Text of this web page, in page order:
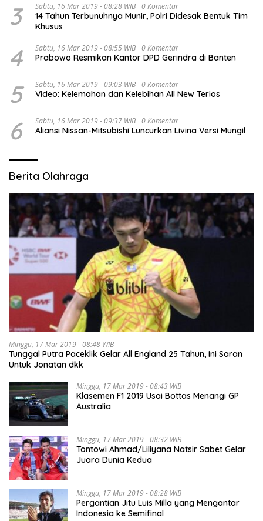
3 Sabtu, 16 Mar 2019 - 08:28 WIB 0 Komentar
14 Tahun Terbunuhnya Munir, Polri Didesak Bentuk Tim
Khusus
4 Sabtu, 16 Mar 2019 - 08:55 WIB 0 Komentar
Prabowo Resmikan Kantor DPD Gerindra di Banten
5 Sabtu, 16 Mar 2019 - 09:03 WIB 0 Komentar
Video: Kelemahan dan Kelebihan All New Terios
6 Sabtu, 16 Mar 2019 - 09:37 WIB 0 Komentar
Aliansi Nissan-Mitsubishi Luncurkan Livina Versi Mungil
Berita Olahraga
Minggu, 17 Mar 2019 - 08:48 WIB
Tunggal Putra Paceklik Gelar All England 25 Tahun, Ini Saran
Untuk Jonatan dkk
Minggu, 17 Mar 2019 - 08:43 WIB
Klasemen F1 2019 Usai Bottas Menangi GP
Australia
Minggu, 17 Mar 2019 - 08:32 WIB
Tontowi Ahmad/Liliyana Natsir Sabet Gelar
Juara Dunia Kedua
Minggu, 17 Mar 2019 - 08:28 WIB
Pergantian Jitu Luis Milla yang Mengantar
Indonesia ke Semifinal